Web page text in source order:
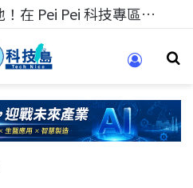
科技人的經驗傳承地！在 Pei Pei 科技專區，與學弟妹交流最硬核的技術